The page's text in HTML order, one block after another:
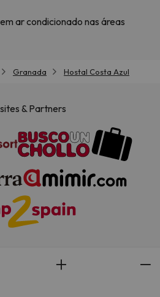
ar condicionado nas áreas
Granada Hostal Costa Azul
& Partners